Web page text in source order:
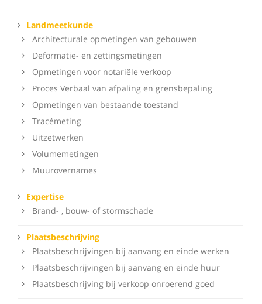
Landmeetkunde
Architecturale opmetingen van gebouwen
Deformatie- en zettingsmetingen
Opmetingen voor notariële verkoop
Proces Verbaal van afpaling en grensbepaling
Opmetingen van bestaande toestand
Tracémeting
Uitzetwerken
Volumemetingen
Muurovernames
Expertise
Brand- , bouw- of stormschade
Plaatsbeschrijving
Plaatsbeschrijvingen bij aanvang en einde werken
Plaatsbeschrijvingen bij aanvang en einde huur
Plaatsbeschrijving bij verkoop onroerend goed